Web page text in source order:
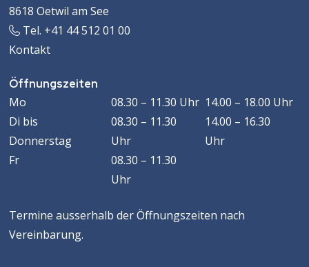
8618 Oetwil am See
Tel. +41 44 512 01 00
Kontakt
Öffnungszeiten
Öffnungszeiten
WOCHENTAG VORMITTAG MACHMITTAG
Mo 08.30 – 11.30 Uhr 14.00 – 18.00 Uhr
Di bis
Donnerstag
08.30 – 11.30
Uhr
14.00 – 16.30
Uhr
Fr
08.30 – 11.30
Uhr
Termine ausserhalb der Öffnungszeiten nach
Vereinbarung.